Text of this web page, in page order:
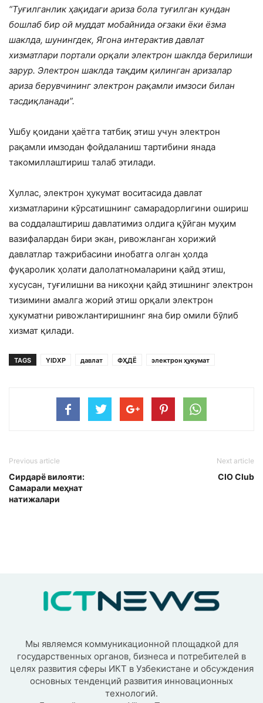
“Туғилганлик ҳақидаги ариза бола туғилган кундан
бошлаб бир ой муддат мобайнида оғзаки ёки ёзма
шаклда, шунингдек, Ягона интерактив давлат
хизматлари портали орқали электрон шаклда берилиши
зарур. Электрон шаклда тақдим қилинган ариза­лар
ариза берувчининг электрон рақамли имзоси билан
тасдиқланади”.
Ушбу қоидани ҳаётга татбиқ этиш учун электрон
рақамли имзодан фойдаланиш тартибини янада
такомиллаштириш талаб этилади.
Хуллас, электрон ҳукумат воситасида давлат
хизматларини кўрсатишнинг самарадорлигини ошириш
ва соддалаш­тириш давлатимиз олдига қўйган муҳим
вазифалардан бири экан, ривожланган хорижий
давлатлар тажрибасини ино­батга олган ҳолда
фуқаролик ҳолати далолатномаларини қайд этиш,
хусусан, туғилишни ва никоҳни қайд этишнинг электрон
тизимини амалга жорий этиш орқали электрон
ҳукуматни ри­вожлантиришнинг яна бир омили бўлиб
хизмат қилади.
TAGS YIDXP давлат ФҲДЁ электрон ҳукумат
Previous article
Сирдарё вилояти:
Самарали меҳнат
натижалари
Next article
CIO Club
Мы являемся коммуникационной площадкой для
государственных органов, бизнеса и потребителей в
целях развития сферы ИКТ в Узбекистане и обсуждения
основных тенденций развития инновационных
технологий.